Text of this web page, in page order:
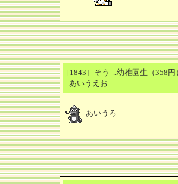
[1843] そう ..幼稚園生（358
あいうえお
あいうろ